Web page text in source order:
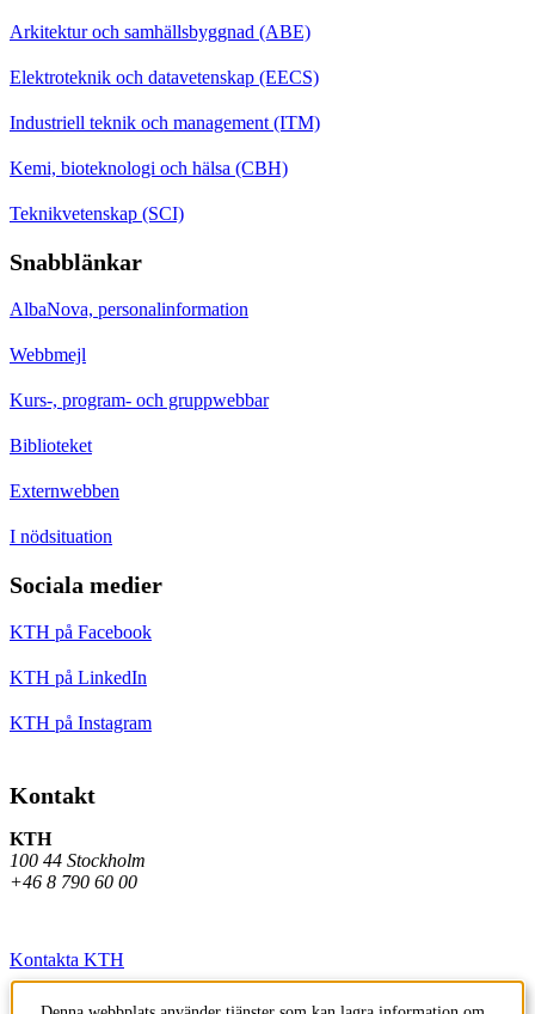
Arkitektur och samhällsbyggnad (ABE)
Elektroteknik och datavetenskap (EECS)
Industriell teknik och management (ITM)
Kemi, bioteknologi och hälsa (CBH)
Teknikvetenskap (SCI)
Snabblänkar
AlbaNova, personalinformation
Webbmejl
Kurs-, program- och gruppwebbar
Biblioteket
Externwebben
I nödsituation
Sociala medier
KTH på Facebook
KTH på LinkedIn
KTH på Instagram
Kontakt
KTH
100 44 Stockholm
+46 8 790 60 00
Kontakta KTH
Jobba på KTH